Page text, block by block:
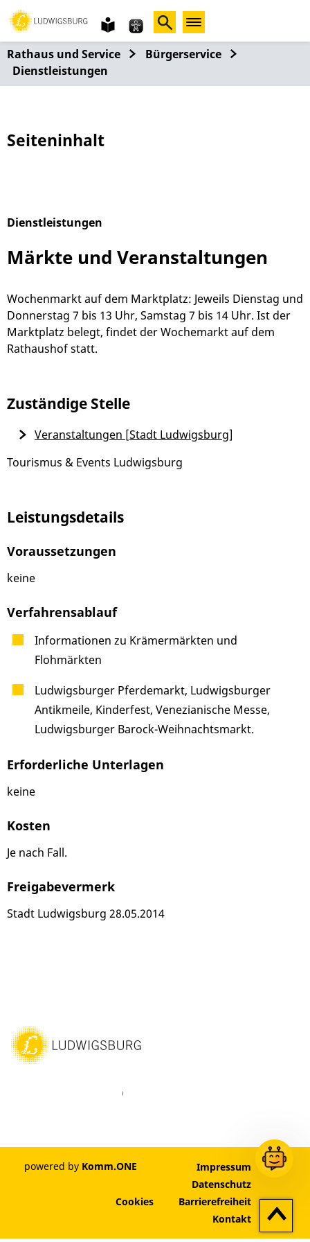
Gebärdensprache
leichte
Sprache
Rathaus und Service
Bürgerservice
Dienstleistungen
Seiteninhalt
Dienstleistungen
Märkte und Veranstaltungen
Wochenmarkt auf dem Marktplatz: Jeweils Dienstag und
Donnerstag 7 bis 13 Uhr, Samstag 7 bis 14 Uhr. Ist der
Marktplatz belegt, findet der Wochemarkt auf dem
Rathaushof statt.
Zuständige Stelle
Tourismus & Events Ludwigsburg
Veranstaltungen [Stadt Ludwigsburg]
Leistungsdetails
Voraussetzungen
keine
Verfahrensablauf
Informationen zu Krämermärkten und
Flohmärkten
Ludwigsburger Pferdemarkt, Ludwigsburger
Antikmeile, Kinderfest, Venezianische Messe,
Ludwigsburger Barock-Weihnachtsmarkt.
Erforderliche Unterlagen
keine
Kosten
Je nach Fall.
Freigabevermerk
Stadt Ludwigsburg 28.05.2014
LinkedIn
powered by Komm.ONE
Impressum
Datenschutz
Cookies
Barrierefreiheit
Kontakt
Zum